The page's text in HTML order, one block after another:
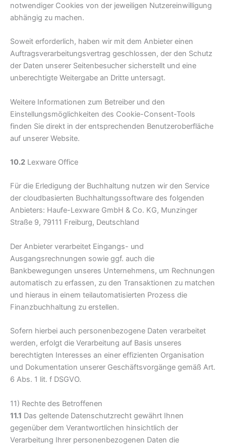
notwendiger Cookies von der jeweiligen Nutzereinwilligung
abhängig zu machen.
Soweit erforderlich, haben wir mit dem Anbieter einen
Auftragsverarbeitungsvertrag geschlossen, der den Schutz
der Daten unserer Seitenbesucher sicherstellt und eine
unberechtigte Weitergabe an Dritte untersagt.
Weitere Informationen zum Betreiber und den
Einstellungsmöglichkeiten des Cookie-Consent-Tools
finden Sie direkt in der entsprechenden Benutzeroberfläche
auf unserer Website.
10.2 Lexware Office
Für die Erledigung der Buchhaltung nutzen wir den Service
der cloudbasierten Buchhaltungssoftware des folgenden
Anbieters: Haufe-Lexware GmbH & Co. KG, Munzinger
Straße 9, 79111 Freiburg, Deutschland
Der Anbieter verarbeitet Eingangs- und
Ausgangsrechnungen sowie ggf. auch die
Bankbewegungen unseres Unternehmens, um Rechnungen
automatisch zu erfassen, zu den Transaktionen zu matchen
und hieraus in einem teilautomatisierten Prozess die
Finanzbuchhaltung zu erstellen.
Sofern hierbei auch personenbezogene Daten verarbeitet
werden, erfolgt die Verarbeitung auf Basis unseres
berechtigten Interesses an einer effizienten Organisation
und Dokumentation unserer Geschäftsvorgänge gemäß Art.
6 Abs. 1 lit. f DSGVO.
11) Rechte des Betroffenen
11.1 Das geltende Datenschutzrecht gewährt Ihnen
gegenüber dem Verantwortlichen hinsichtlich der
Verarbeitung Ihrer personenbezogenen Daten die